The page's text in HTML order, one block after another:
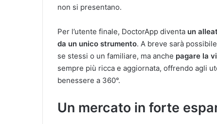
non si presentano.
Per l’utente finale, DoctorApp diventa un
da un unico strumento. A breve sarà
se stessi o un familiare, ma anche pagare la
sempre più ricca e aggiornata, offrendo agli
benessere a 360°.
Un mercato in forte